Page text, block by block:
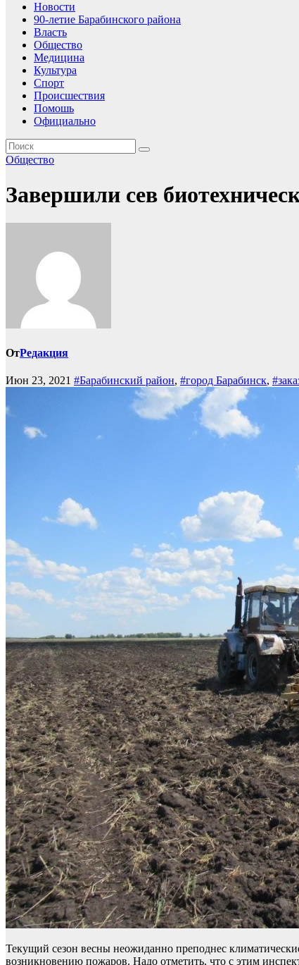
Новости
90-летие Барабинского района
Власть
Общество
Медицина
Культура
Спорт
Происшествия
Помошь
Официально
Общество
Завершили сев
ОтРедакция
Июн 23, 2021 #Барабинский район, #город Барабинск,
Текущий сезон весны неожиданно преподнес
возникновению пожаров. Надо отметить, что с этим